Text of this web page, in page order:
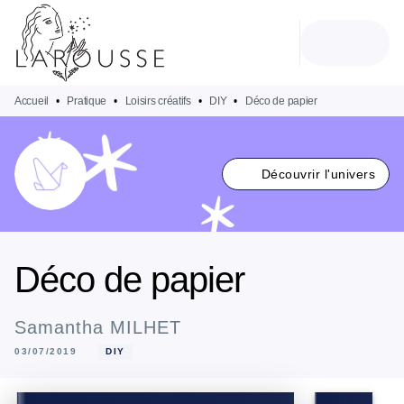
MENU
PIED DE PAGE
Accueil • Pratique • Loisirs créatifs • DIY • Déco de papier
Découvrir l'univers
Déco de papier
Samantha MILHET
03/07/2019 DIY